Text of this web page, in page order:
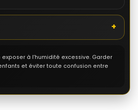
+
exposer à l’humidité excessive. Garder
et éviter toute confusion entre